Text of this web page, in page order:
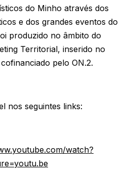
do Minho através dos
e dos grandes eventos do
produzido no âmbito do
Territorial, inserido no
pelo ON.2.
nos seguintes links:
watch?